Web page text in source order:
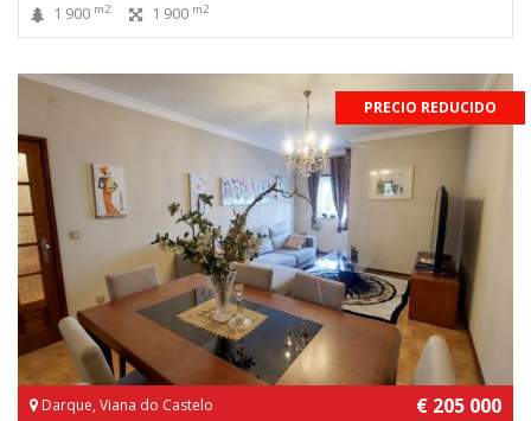
1 900 m2 1 900 m2
PRECIO REDUCIDO
Darque, Viana do Castelo € 205 000